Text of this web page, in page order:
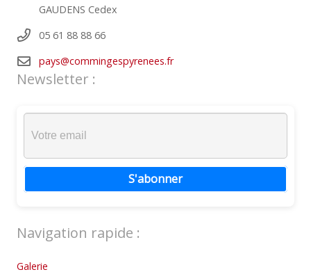
GAUDENS Cedex
05 61 88 88 66
pays@commingespyrenees.fr
Newsletter :
S'abonner
Navigation rapide :
Galerie